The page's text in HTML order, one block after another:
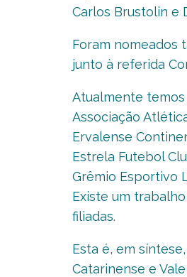
Carlos Brustolin e
Foram nomeados
junto à referida
Atualmente temos
Associação
Ervalense
Estrela Futebol
Grêmio Esportivo
Existe um
filiadas.
Esta é, em
Catarinense e